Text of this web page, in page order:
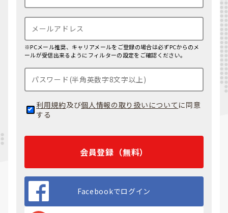
※PCメール推奨、キャリアメールをご登録の場合は必ずPCからのメ
ールが受信出来るようにフィルターの設定をご確認ください。
利用規約及び個人情報の取り扱いについて に同意
する
会員登録（無料）
Facebookでログイン